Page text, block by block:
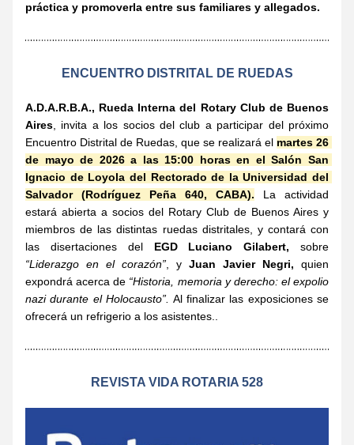
práctica y promoverla entre sus familiares y allegados.
ENCUENTRO DISTRITAL DE RUEDAS
A.D.A.R.B.A., Rueda Interna del Rotary Club de Buenos
Aires , invita a los socios del club a participar del próximo
Encuentro Distrital de Ruedas, que se realizará el martes 26
de mayo de 2026 a las 15:00 horas en el Salón San
Ignacio de Loyola del Rectorado de la Universidad del
Salvador (Rodríguez Peña 640, CABA). La actividad
estará abierta a socios del Rotary Club de Buenos Aires y
miembros de las distintas ruedas distritales, y contará con
las disertaciones del EGD Luciano Gilabert, sobre
“Liderazgo en el corazón” , y Juan Javier Negri, quien
expondrá acerca de “Historia, memoria y derecho: el expolio
nazi durante el Holocausto”. Al finalizar las exposiciones se
ofrecerá un refrigerio a los asistentes..
REVISTA VIDA ROTARIA 528